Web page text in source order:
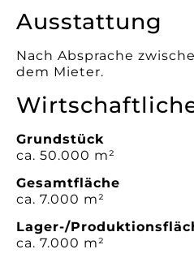
Ausstattung
Nach Absprache
dem Mieter.
Grundstück
ca. 50.000 m²
Gesamtfläche
ca. 7.000 m²
Lager-/
ca. 7.000 m²